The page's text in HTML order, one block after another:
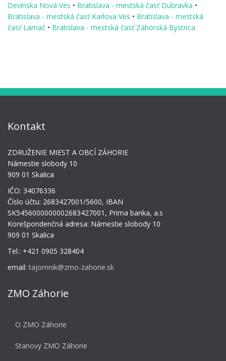
Devínska Nová Ves • Bratislava - mestská časť Dúbravka •
Bratislava - mestská časť Karlova Ves • Bratislava - mestská
časť Lamač • Bratislava - mestská časť Záhorská Bystrica
Kontakt
ZDRUŽENIE MIEST A OBCÍ ZÁHORIE
Námestie slobody 10
909 01 Skalica
IČO: 34076336
Číslo účtu: 2683427001/5600, IBAN
SK5456000000002683427001, Prima banka, a.s
Korešpondenčná adresa: Námestie slobody 10
909 01 Skalica
Tel.: +421 0905 328404
email: tajomnik@zmo-zahorie.sk
ZMO Záhorie
O ZMO Záhorie
Stanovy ZMO Záhorie